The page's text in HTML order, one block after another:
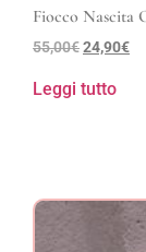
Fiocco Nascita
55,00€24,90€
Leggi tutto